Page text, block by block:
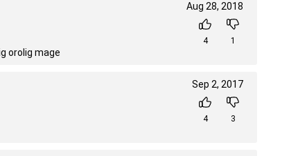
orolig mage
Aug 28, 2018
4 1
Sep 2, 2017
4 3